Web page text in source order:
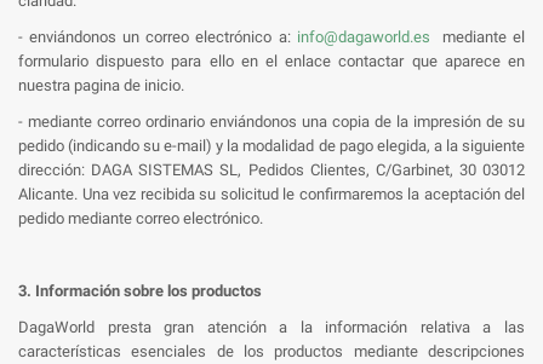
- enviándonos un correo electrónico a: info@dagaworld.es mediante el
formulario dispuesto para ello en el enlace contactar que aparece en
nuestra pagina de inicio.
- mediante correo ordinario enviándonos una copia de la impresión de su
pedido (indicando su e-mail) y la modalidad de pago elegida, a la siguiente
dirección: DAGA SISTEMAS SL, Pedidos Clientes, C/Garbinet, 30 03012
Alicante. Una vez recibida su solicitud le confirmaremos la aceptación del
pedido mediante correo electrónico.
3. Información sobre los productos
DagaWorld presta gran atención a la información relativa a las
características esenciales de los productos mediante descripciones